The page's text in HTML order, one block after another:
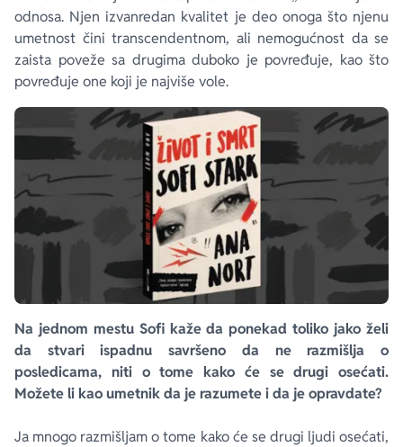
odnosa. Njen izvanredan kvalitet je deo onoga što njenu
umetnost čini transcendentnom, ali nemogućnost da se
zaista poveže sa drugima duboko je povređuje, kao što
povređuje one koji je najviše vole.
Na jednom mestu Sofi kaže da ponekad toliko jako želi
da stvari ispadnu savršeno da ne razmišlja o
posledicama, niti o tome kako će se drugi osećati.
Možete li kao umetnik da je razumete i da je opravdate?
Ja mnogo razmišljam o tome kako će se drugi ljudi osećati,